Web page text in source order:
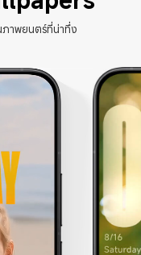
ภาพยนตร์ที่น่าทึ่ง